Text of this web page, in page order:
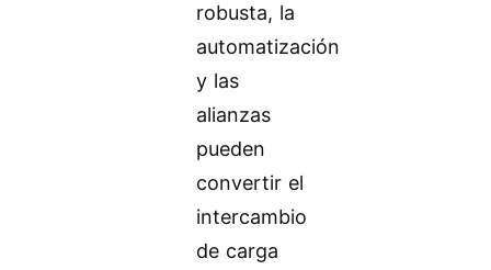
robusta, la
automatización
y las
alianzas
pueden
convertir el
intercambio
de carga